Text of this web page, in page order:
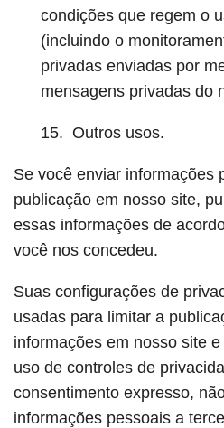
condições que regem o
(incluindo o
privadas enviadas por
mensagens privadas do
15. Outros usos.
Se você enviar informações
publicação em nosso site,
essas informações de
você nos concedeu.
Suas configurações de
usadas para limitar a
informações em nosso site
uso de controles de
consentimento expresso,
informações pessoais a